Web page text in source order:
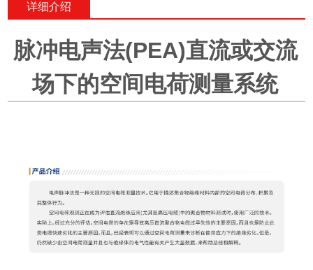
详细介绍
脉冲电声法(PEA)直流或交流
场下的空间电荷测量系统